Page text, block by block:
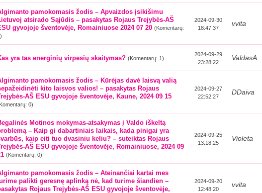
pamokomasis žodis – Apvaizdos įsikišimu
atsirado Sąjūdis – pasakytas Rojaus Trejybės-AŠ
gyvojoje šventovėje, Romainiuose 2024 07 20 (Komentarų:
2024-09-30
18:47:37
vvita
yra tas energinių virpesių skaitymas? (Komentarų: 1)
2024-09-29
23:28:22
ValdasA
pamokomasis žodis – Kūrėjas davė laisvą valią
kito laisvos valios! – pasakytas Rojaus
AŠ ESU gyvojoje šventovėje, Kaune, 2024 09 15
0)
2024-09-27
22:52:27
DDaiva
Motinos mokymas-atsakymas į Valdo iškeltą
– Kaip gi dabartiniais laikais, kada pinigai yra
kaip eiti tuo dvasiniu keliu? – suteiktas Rojaus
AŠ ESU gyvojoje šventovėje, Romainiuose, 2024 09
(Komentarų: 0)
2024-09-25
13:18:25
Violeta
pamokomasis žodis – Ateinančiai kartai mes
palikti geresnę aplinką nė, kad turime šiandien –
Rojaus Trejybės-AŠ ESU gyvojoje šventovėje,
2024-09-20
12:48:20
vvita